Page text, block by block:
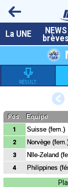
La UNE NEWS
RÉSULT.
<
Pos. Equipe
1
Suisse (fem.)
2
Norvège
3
Nlle-Zeland
4
Philippines
A la UNE
Dernières brèves
Live / Matchs en
Résultats et
Class. buteurs
Programme TV
Vidéos
Sondages
Tableau transferts